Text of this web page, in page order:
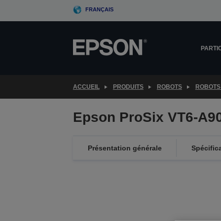
FRANÇAIS
ACCUEIL PRODUITS ROBOTS
Epson ProSix VT6-
Présentation générale